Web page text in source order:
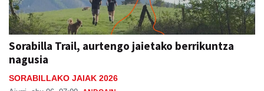
Sorabilla Trail, aurtengo jaietako berrikuntza
nagusia
SORABILLAKO JAIAK 2026